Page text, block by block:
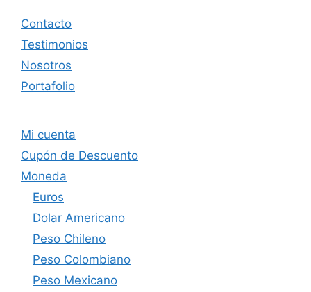
Contacto
Testimonios
Nosotros
Portafolio
Mi cuenta
Cupón de Descuento
Moneda
Euros
Dolar Americano
Peso Chileno
Peso Colombiano
Peso Mexicano